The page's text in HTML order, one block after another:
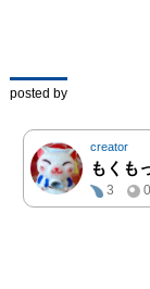
posted by
creator
もくも
3
0